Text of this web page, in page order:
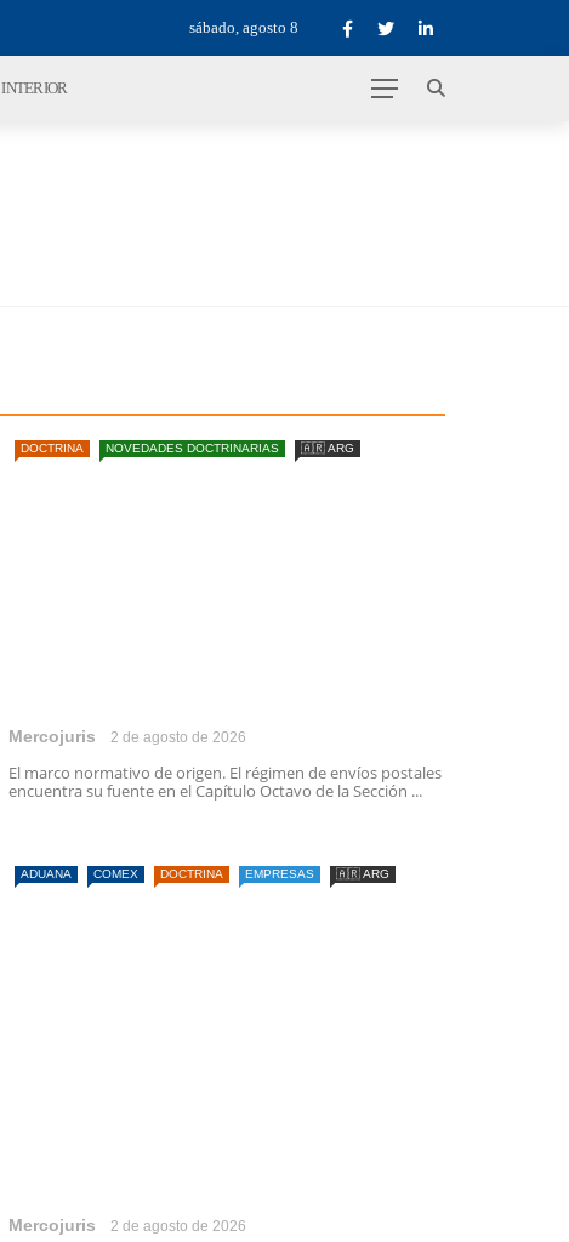
sábado, agosto 8
INTERIOR
DOCTRINA NOVEDADES DOCTRINARIAS 🇦🇷 ARG
Mercojuris 2 de agosto de 2026
El marco normativo de origen. El régimen de envíos postales
encuentra su fuente en el Capítulo Octavo de la Sección ...
ADUANA COMEX DOCTRINA EMPRESAS 🇦🇷 ARG
Mercojuris 2 de agosto de 2026